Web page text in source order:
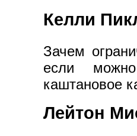
Келли
Зачем
если
каштановое
Лейтон